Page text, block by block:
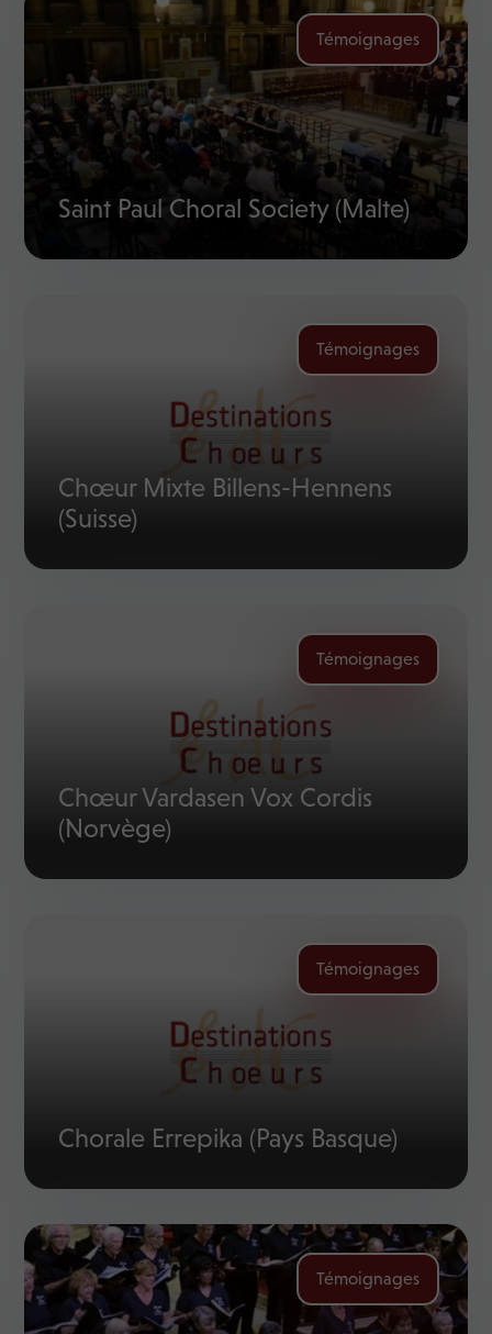
Témoignages
Saint Paul Choral Society (Malte)
Témoignages
Chœur Mixte Billens-Hennens
(Suisse)
Témoignages
Chœur Vardasen Vox Cordis
(Norvège)
Témoignages
Chorale Errepika (Pays Basque)
Témoignages